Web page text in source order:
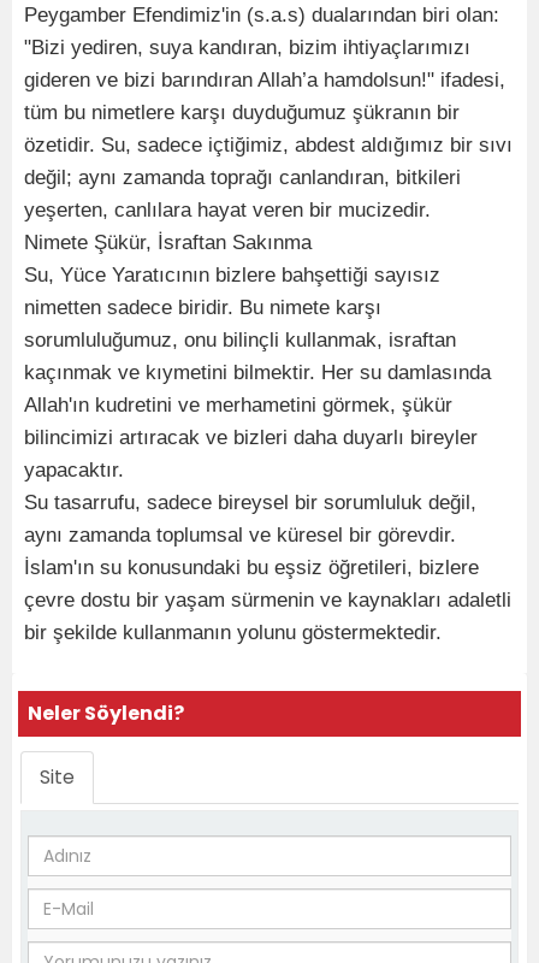
Peygamber Efendimiz'in (s.a.s) dualarından biri olan:
"Bizi yediren, suya kandıran, bizim ihtiyaçlarımızı
gideren ve bizi barındıran Allah’a hamdolsun!" ifadesi,
tüm bu nimetlere karşı duyduğumuz şükranın bir
özetidir. Su, sadece içtiğimiz, abdest aldığımız bir sıvı
değil; aynı zamanda toprağı canlandıran, bitkileri
yeşerten, canlılara hayat veren bir mucizedir.
Nimete Şükür, İsraftan Sakınma
Su, Yüce Yaratıcının bizlere bahşettiği sayısız
nimetten sadece biridir. Bu nimete karşı
sorumluluğumuz, onu bilinçli kullanmak, israftan
kaçınmak ve kıymetini bilmektir. Her su damlasında
Allah'ın kudretini ve merhametini görmek, şükür
bilincimizi artıracak ve bizleri daha duyarlı bireyler
yapacaktır.
Su tasarrufu, sadece bireysel bir sorumluluk değil,
aynı zamanda toplumsal ve küresel bir görevdir.
İslam'ın su konusundaki bu eşsiz öğretileri, bizlere
çevre dostu bir yaşam sürmenin ve kaynakları adaletli
bir şekilde kullanmanın yolunu göstermektedir.
Neler Söylendi?
Site